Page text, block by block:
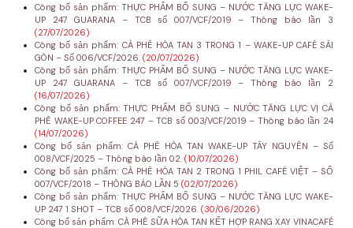
Công bố sản phẩm: THỰC PHẨM BỔ SUNG – NƯỚC TĂNG LỰC WAKE-
UP 247 GUARANA – TCB số 007/VCF/2019 – Thông báo lần 3
(27/07/2026)
Công bố sản phẩm: CÀ PHÊ HÒA TAN 3 TRONG 1 – WAKE-UP CAFÉ SÀI
GÒN – Số 006/VCF/2026. (20/07/2026)
Công bố sản phẩm: THỰC PHẨM BỔ SUNG – NƯỚC TĂNG LỰC WAKE-
UP 247 GUARANA – TCB số 007/VCF/2019 – Thông báo lần 2
(16/07/2026)
Công bố sản phẩm: THỰC PHẨM BỔ SUNG – NƯỚC TĂNG LỰC VỊ CÀ
PHÊ WAKE-UP COFFEE 247 – TCB số 003/VCF/2019 – Thông báo lần 24
(14/07/2026)
Công bố sản phẩm: CÀ PHÊ HÒA TAN WAKE-UP TÂY NGUYÊN – Số
008/VCF/2025 – Thông báo lần 02. (10/07/2026)
Công bố sản phẩm: CÀ PHÊ HÒA TAN 2 TRONG 1 PHIL CAFÉ VIỆT – SỐ
007/VCF/2018 – THÔNG BÁO LẦN 5 (02/07/2026)
Công bố sản phẩm: THỰC PHẨM BỔ SUNG – NƯỚC TĂNG LỰC WAKE-
UP 247 1 SHOT – TCB số 008/VCF/2026. (30/06/2026)
Công bố sản phẩm: CÀ PHÊ SỮA HÒA TAN KẾT HỢP RANG XAY VINACAFÉ